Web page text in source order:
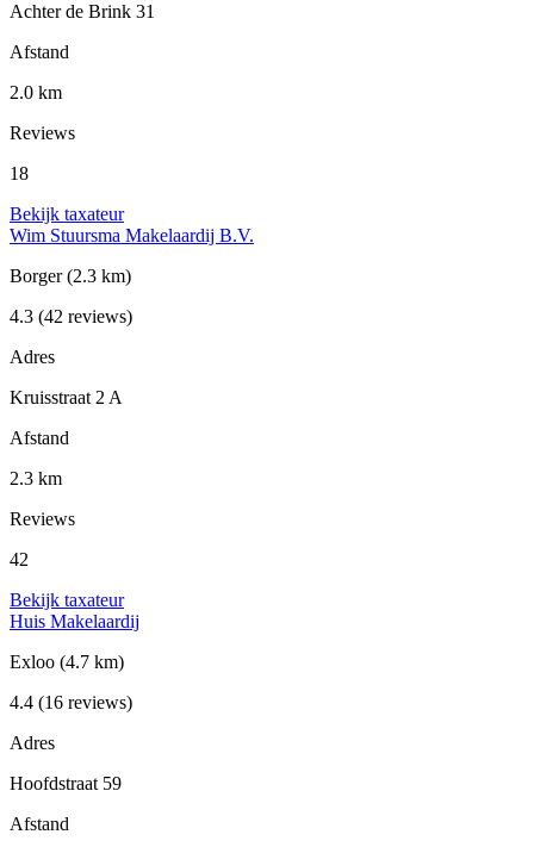
Achter de Brink 31
Afstand
2.0 km
Reviews
18
Bekijk taxateur
Wim Stuursma Makelaardij B.V.
Borger(2.3 km)
4.3 (42 reviews)
Adres
Kruisstraat 2 A
Afstand
2.3 km
Reviews
42
Bekijk taxateur
Huis Makelaardij
Exloo (4.7 km)
4.4 (16 reviews)
Adres
Hoofdstraat 59
Afstand